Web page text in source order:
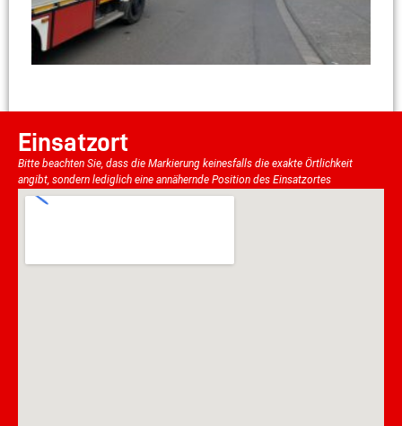
Einsatzort
Bitte beachten Sie, dass die Markierung keinesfalls die exakte Örtlichkeit
angibt, sondern lediglich eine annähernde Position des Einsatzortes